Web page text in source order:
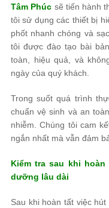
Tâm Phúc sẽ tiến hành
tôi sử dụng các thiết bị
phốt nhanh chóng và
tôi được đào tạo bài
toàn, hiệu quả, và
ngày của quý khách.
Trong suốt quá trình
chuẩn vệ sinh và an
nhiễm. Chúng tôi cam
ngắn nhất mà vẫn đảm
Kiểm tra sau khi
dưỡng lâu dài
Sau khi hoàn tất việc